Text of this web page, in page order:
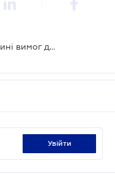
Податковий кодекс змінено в частині вимог до підтвердження податкової звітності
увійти